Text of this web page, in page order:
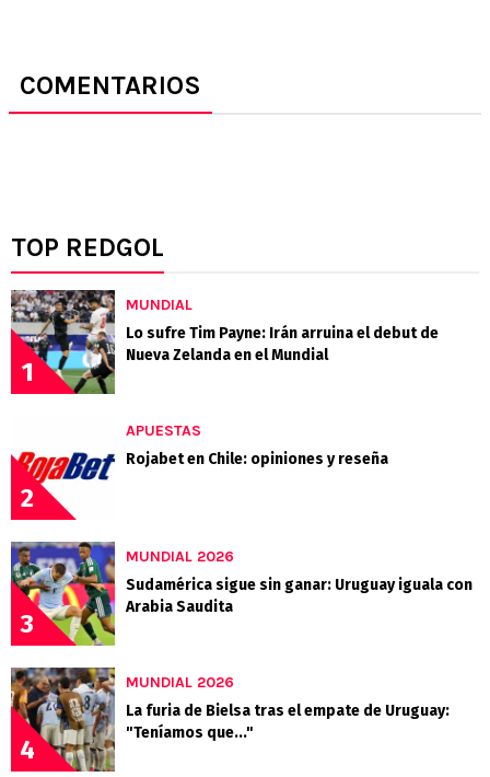
COMENTARIOS
TOP REDGOL
1
MUNDIAL
Lo sufre Tim Payne: Irán arruina el debut de
Nueva Zelanda en el Mundial
2
APUESTAS
Rojabet en Chile: opiniones y reseña
3
MUNDIAL 2026
Sudamérica sigue sin ganar: Uruguay iguala con
Arabia Saudita
4
MUNDIAL 2026
La furia de Bielsa tras el empate de Uruguay:
"Teníamos que..."